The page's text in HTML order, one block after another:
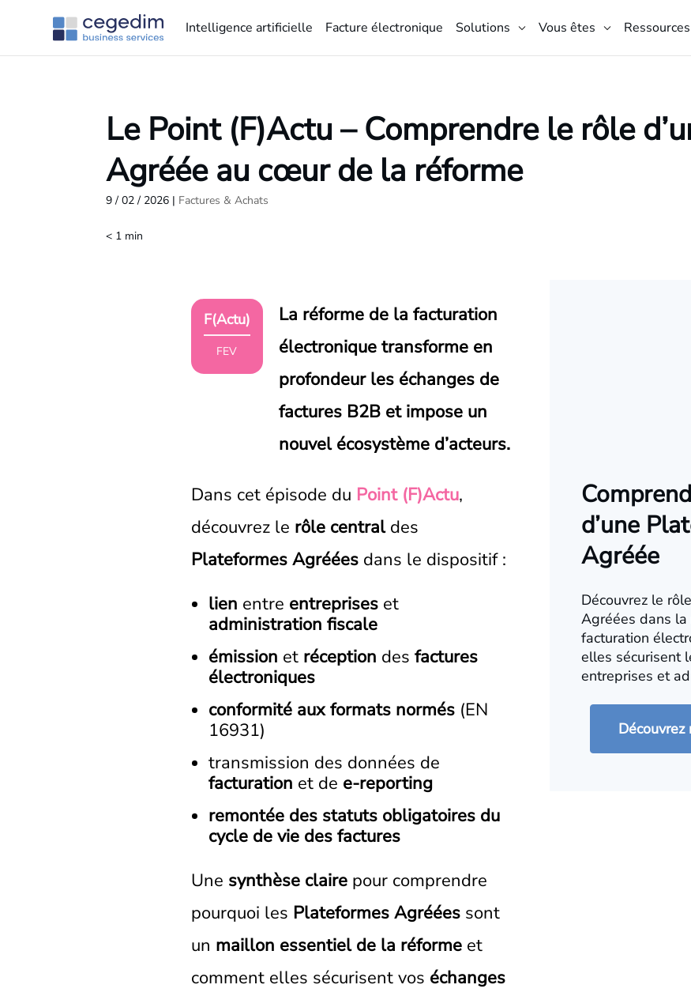
Intelligence artificielle Facture électronique Solutions Vous êtes Ressources
Le Point (F)Actu – Comprendre le rôle
Agréée au cœur de la réforme
9 / 02 / 2026 | Factures & Achats
< 1 min
F(Actu)
FEV
La réforme de la facturation
électronique transforme en
profondeur les échanges de
factures B2B et impose un
nouvel écosystème d’acteurs.
Dans cet épisode du Point (F)Actu,
découvrez le rôle centraldes
Plateformes Agrééesdans le dispositif :
lien entre entrepriseset
administration fiscale
émission et réception des factures
électroniques
conformité aux formats normés(EN
16931)
transmission des données de
facturation et de e-reporting
remontée des statuts obligatoires du
cycle de vie des factures
Une synthèse clairepour comprendre
pourquoi les Plateformes Agrééessont
un maillon essentiel de la réformeet
comment elles sécurisent vos échanges
d’une
Agréée
Découvrez le
Agréées dans
facturation
elles sécurisent
entreprises et